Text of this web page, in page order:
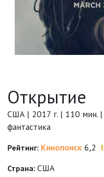
Открытие
США | 2017 г. | 110 мин.
фантастика
Рейтинг: Кинопоиск 6,2
Страна: США